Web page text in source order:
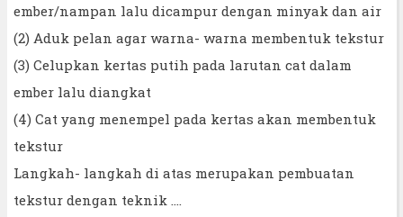
ember/nampan lalu dicampur dengan minyak dan air
(2) Aduk pelan agar warna- warna membentuk tekstur
(3) Celupkan kertas putih pada larutan cat dalam
ember lalu diangkat
(4) Cat yang menempel pada kertas akan membentuk
tekstur
Langkah- langkah di atas merupakan pembuatan
tekstur dengan teknik ....